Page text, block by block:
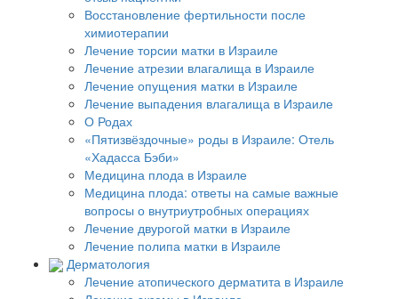
Восстановление фертильности после
химиотерапии
Лечение торсии матки в Израиле
Лечение атрезии влагалища в Израиле
Лечение опущения матки в Израиле
Лечение выпадения влагалища в Израиле
О Родах
«Пятизвёздочные» роды в Израиле: Отель
«Хадасса Бэби»
Медицина плода в Израиле
Медицина плода: ответы на самые важные
вопросы о внутриутробных операциях
Лечение двурогой матки в Израиле
Лечение полипа матки в Израиле
Дерматология
Лечение атопического дерматита в Израиле